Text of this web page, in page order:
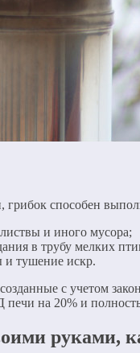
способен
и иного мусора;
в трубу мелких
и тушение искр.
с учетом
на 20% и
руками,